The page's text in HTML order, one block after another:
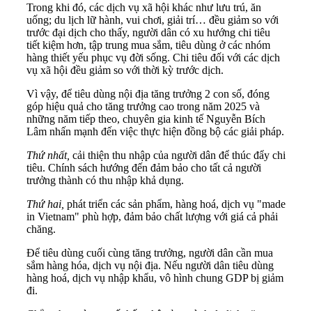
Trong khi đó, các dịch vụ xã hội khác như lưu trú, ăn
uống; du lịch lữ hành, vui chơi, giải trí… đều giảm so với
trước đại dịch cho thấy, người dân có xu hướng chi tiêu
tiết kiệm hơn, tập trung mua sắm, tiêu dùng ở các nhóm
hàng thiết yếu phục vụ đời sống. Chi tiêu đối với các dịch
vụ xã hội đều giảm so với thời kỳ trước dịch.
Vì vậy, để tiêu dùng nội địa tăng trưởng 2 con số, đóng
góp hiệu quả cho tăng trưởng cao trong năm 2025 và
những năm tiếp theo, chuyên gia kinh tế Nguyễn Bích
Lâm nhấn mạnh đến việc thực hiện đồng bộ các giải pháp.
Thứ nhất, cải thiện thu nhập của người dân để thúc đẩy chi
tiêu. Chính sách hướng đến đảm bảo cho tất cả người
trưởng thành có thu nhập khả dụng.
Thứ hai, phát triển các sản phẩm, hàng hoá, dịch vụ "made
in Vietnam" phù hợp, đảm bảo chất lượng với giá cả phải
chăng.
Để tiêu dùng cuối cùng tăng trưởng, người dân cần mua
sắm hàng hóa, dịch vụ nội địa. Nếu người dân tiêu dùng
hàng hoá, dịch vụ nhập khẩu, vô hình chung GDP bị giảm
đi.